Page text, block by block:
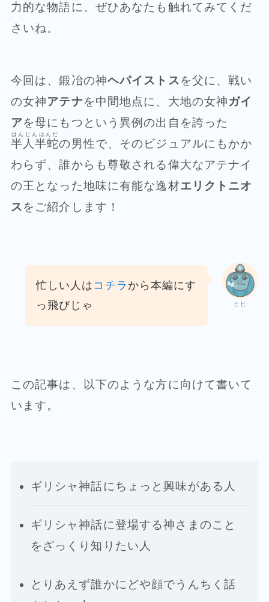
力的な物語に、ぜひあなたも触れてみてくだ
さいね。
今回は、鍛冶の神ヘパイストス を父に、戦い
の女神アテナを中間地点に、大地の女神ガイ
アを母にもつという異例の出自を誇った
半人半蛇
はんじんはんだ
の男性で、そのビジュアルにもかか
わらず、誰からも尊敬される偉大なアテナイ
の王となった地味に有能な逸材エリクトニオ
ス をご紹介します！
ヒヒ
忙しい人は コチラ から本編にす
っ飛びじゃ
この記事は、以下のような方に向けて書いて
います。
ギリシャ神話にちょっと興味がある人
ギリシャ神話に登場する神さまのこと
をざっくり知りたい人
とりあえず誰かにどや顔でうんちく話